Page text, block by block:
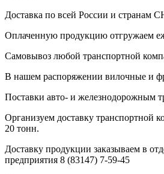
Доставка по всей России и странам
Оплаченную продукцию отгружаем
Самовывоз любой транспортной
В нашем распоряжении вилочные и
Поставки авто- и железнодорожным
Организуем доставку транспортной
20 тонн.
Доставку продукции заказываем в
предприятия 8 (83147) 7-59-45